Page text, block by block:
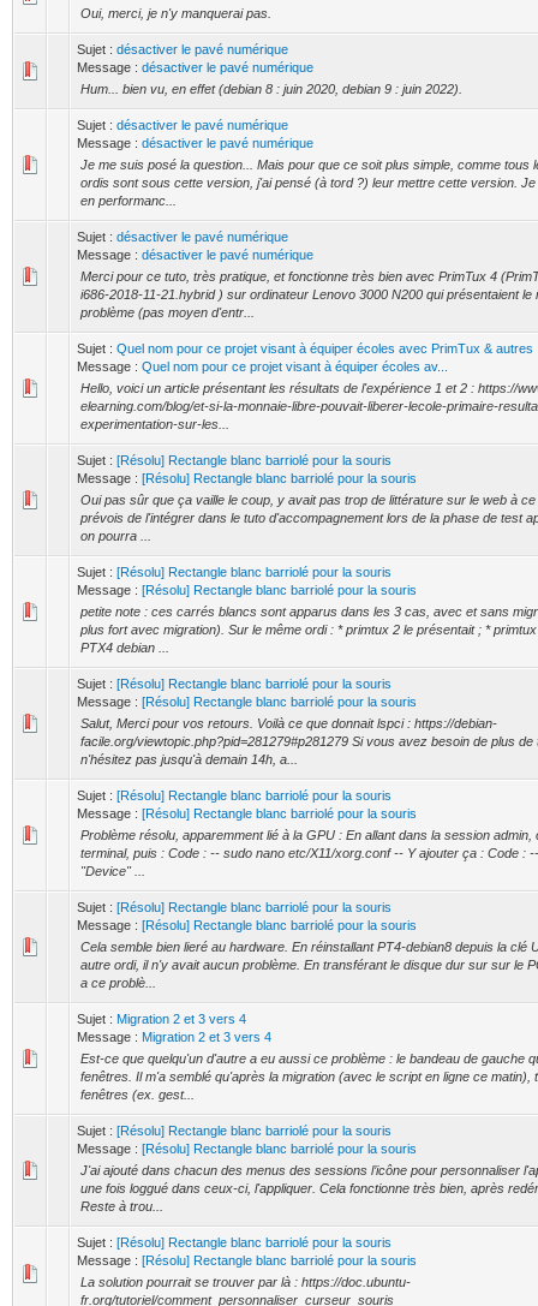
Oui, merci, je n'y manquerai pas.
Sujet : désactiver le pavé numérique
Message : désactiver le pavé numérique
Hum... bien vu, en effet (debian 8 : juin 2020, debian 9 : juin 2022).
Sujet : désactiver le pavé numérique
Message : désactiver le pavé numérique
Je me suis posé la question... Mais pour que ce soit plus simple, comme tous
ordis sont sous cette version, j'ai pensé (à tord ?) leur mettre cette version.
en performanc...
Sujet : désactiver le pavé numérique
Message : désactiver le pavé numérique
Merci pour ce tuto, très pratique, et fonctionne très bien avec PrimTux 4
i686-2018-11-21.hybrid ) sur ordinateur Lenovo 3000 N200 qui présentaient le
problème (pas moyen d'entr...
Sujet : Quel nom pour ce projet visant à équiper écoles avec PrimTux & autres
Message : Quel nom pour ce projet visant à équiper écoles av...
Hello, voici un article présentant les résultats de l'expérience 1 et 2 : https://
elearning.com/blog/et-si-la-monnaie-libre-pouvait-liberer-lecole-primaire-
experimentation-sur-les...
Sujet : [Résolu] Rectangle blanc barriolé pour la souris
Message : [Résolu] Rectangle blanc barriolé pour la souris
Oui pas sûr que ça vaille le coup, y avait pas trop de littérature sur le web à
prévois de l'intégrer dans le tuto d'accompagnement lors de la phase de test
on pourra ...
Sujet : [Résolu] Rectangle blanc barriolé pour la souris
Message : [Résolu] Rectangle blanc barriolé pour la souris
petite note : ces carrés blancs sont apparus dans les 3 cas, avec et sans
plus fort avec migration). Sur le même ordi : * primtux 2 le présentait ; *
PTX4 debian ...
Sujet : [Résolu] Rectangle blanc barriolé pour la souris
Message : [Résolu] Rectangle blanc barriolé pour la souris
Salut, Merci pour vos retours. Voilà ce que donnait lspci : https://debian-
facile.org/viewtopic.php?pid=281279#p281279 Si vous avez besoin de plus de
n'hésitez pas jusqu'à demain 14h, a...
Sujet : [Résolu] Rectangle blanc barriolé pour la souris
Message : [Résolu] Rectangle blanc barriolé pour la souris
Problème résolu, apparemment lié à la GPU : En allant dans la session admin,
terminal, puis : Code : -- sudo nano etc/X11/xorg.conf -- Y ajouter ça : Code :
"Device" ...
Sujet : [Résolu] Rectangle blanc barriolé pour la souris
Message : [Résolu] Rectangle blanc barriolé pour la souris
Cela semble bien lieré au hardware. En réinstallant PT4-debian8 depuis la clé
autre ordi, il n'y avait aucun problème. En transférant le disque dur sur sur le
a ce problè...
Sujet : Migration 2 et 3 vers 4
Message : Migration 2 et 3 vers 4
Est-ce que quelqu'un d'autre a eu aussi ce problème : le bandeau de gauche
fenêtres. Il m'a semblé qu'après la migration (avec le script en ligne ce matin),
fenêtres (ex. gest...
Sujet : [Résolu] Rectangle blanc barriolé pour la souris
Message : [Résolu] Rectangle blanc barriolé pour la souris
J'ai ajouté dans chacun des menus des sessions l’icône pour personnaliser
une fois loggué dans ceux-ci, l'appliquer. Cela fonctionne très bien, après
Reste à trou...
Sujet : [Résolu] Rectangle blanc barriolé pour la souris
Message : [Résolu] Rectangle blanc barriolé pour la souris
La solution pourrait se trouver par là : https://doc.ubuntu-
fr.org/tutoriel/comment_personnaliser_curseur_souris